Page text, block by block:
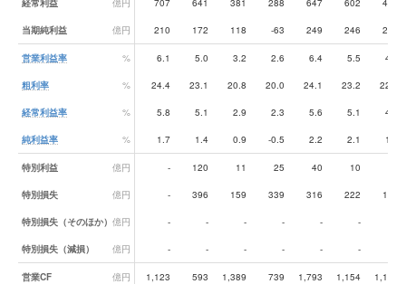
経常利益 億円 707 641 381 288 647 602 484
当期純利益 億円 210 172 118 -63 249 246 222
営業利益率 % 6.1 5.0 3.2 2.6 6.4 5.5 4.4
粗利率 % 24.4 23.1 20.8 20.0 24.1 23.2 22.0
経常利益率 % 5.8 5.1 2.9 2.3 5.6 5.1 4.0
純利益率 % 1.7 1.4 0.9 -0.5 2.2 2.1 1.8
特別利益 億円 - 120 11 25 40 10
特別損失 億円 - 396 159 339 316 222 111
特別損失（そのほか） 億円 - - - - - -
特別損失（減損） 億円 - - - - - -
営業CF 億円 1,123 593 1,389 739 1,793 1,154 1,195